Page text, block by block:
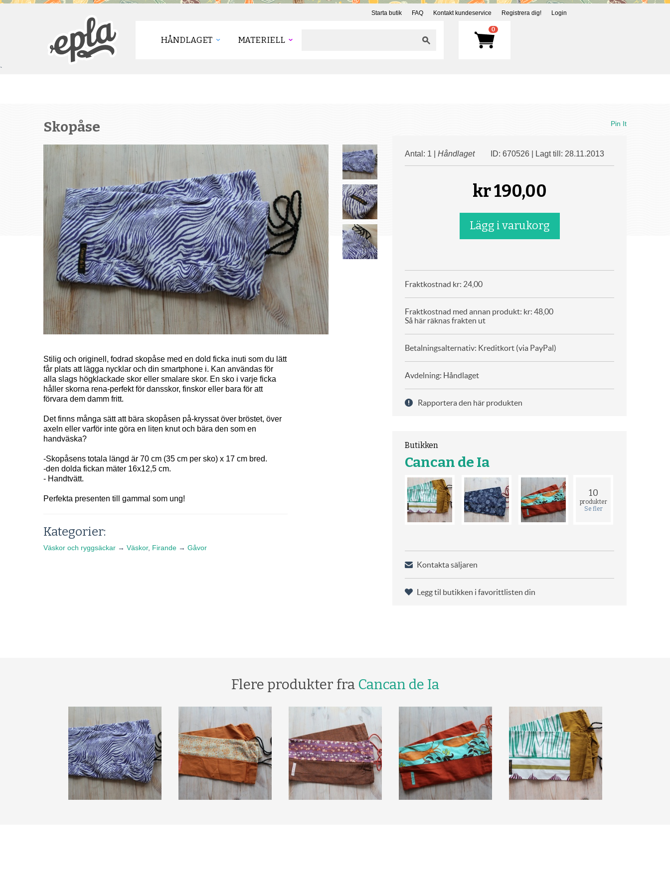
Starta butik FAQ Kontakt kundeservice Registrera dig! Login
HÅNDLAGET MATERIELL
0
`
Skopåse
Stilig och originell, fodrad skopåse med en dold ficka inuti som du lätt
får plats att lägga nycklar och din smartphone i. Kan användas för
alla slags högklackade skor eller smalare skor. En sko i varje ficka
håller skorna rena-perfekt för dansskor, finskor eller bara för att
förvara dem damm fritt.
Det finns många sätt att bära skopåsen på-kryssat över bröstet, över
axeln eller varför inte göra en liten knut och bära den som en
handväska?
-Skopåsens totala längd är 70 cm (35 cm per sko) x 17 cm bred.
-den dolda fickan mäter 16x12,5 cm.
- Handtvätt.
Perfekta presenten till gammal som ung!
Kategorier:
Väskor och ryggsäckar → Väskor, Firande → Gåvor
Pin It
Antal: 1 | Håndlaget ID: 670526 | Lagt till: 28.11.2013
kr190,00
Fraktkostnad kr: 24,00
Fraktkostnad med annan produkt: kr: 48,00
Så här räknas frakten ut
Betalningsalternativ: Kreditkort (via PayPal)
Avdelning: Håndlaget
Rapportera den här produkten
Butikken
Cancan de Ia
10
produkter
Se fler
Kontakta säljaren
Legg til butikken i favorittlisten din
Flere produkter fra Cancan de Ia